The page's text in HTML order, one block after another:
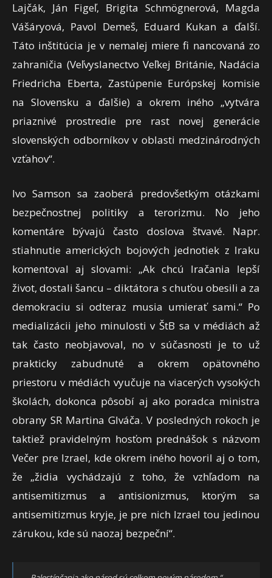
Lajčák, Ján Figeľ, Brigita Schmögnerová, Magda
Vášáryová, Pavol Demeš, Eduard Kukan a ďalší.
Táto inštitúcia je v nemalej miere fi nancovaná zo
zahraničia (Veľvyslanectvo Veľkej Británie, Nadácia
Friedricha Eberta, Zastúpenie Európskej komisie
na Slovensku a ďalšie) a okrem iného „vytvára
priaznivé prostredie pre rast novej generácie
slovenských odborníkov v oblasti medzinárodných
vzťahov“.
Ivo Samson sa zaoberá predovšetkým otázkami
bezpečnostnej politiky a terorizmu. No jeho
komentáre bývajú často doslova štvavé. Napr.
stiahnutie amerických bojových jednotiek z Iraku
komentoval aj slovami: „Ak chcú Iračania lepší
život, dostali šancu – diktátora s chuťou obesili a za
demokraciu si odteraz musia umierať sami.“ Po
medializácii jeho minulosti v ŠtB sa v médiách až
tak často neobjavoval, no v súčasnosti je to už
prakticky zabudnuté a okrem opätovného
priestoru v médiách vyučuje na viacerých vysokých
školách, dokonca pôsobí aj ako poradca ministra
obrany SR Martina Glváča. V posledných rokoch je
taktiež pravidelným hosťom prednášok s názvom
Večer pre Izrael, kde okrem iného hovoril aj o tom,
že „židia vychádzajú z toho, že vzhľadom na
antisemitizmus a antisionizmus, ktorým sa
antisemitizmus kryje, je pre nich Izrael tou jedinou
zárukou, kde sú naozaj bezpeční“.